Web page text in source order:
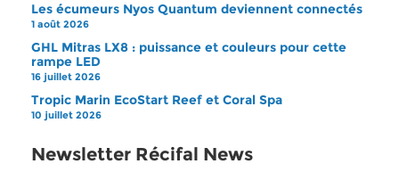
Les écumeurs Nyos Quantum deviennent connectés
1 août 2026
GHL Mitras LX8 : puissance et couleurs pour cette
rampe LED
16 juillet 2026
Tropic Marin EcoStart Reef et Coral Spa
10 juillet 2026
Newsletter Récifal News